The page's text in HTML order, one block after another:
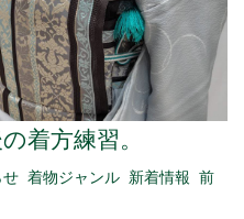
着方練習。
着物ジャンル 新着情報 前